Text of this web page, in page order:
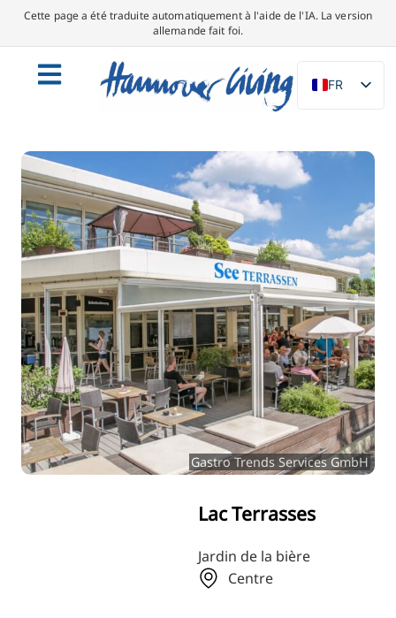
Cette page a été traduite automatiquement à l'aide de l'IA. La version
allemande fait foi.
FR
DE
ES
IT
DA
SV
PT
TR
RU
FI
ZH
Gastro Trends Services GmbH
Lac Terrasses
Jardin de la bière
Centre